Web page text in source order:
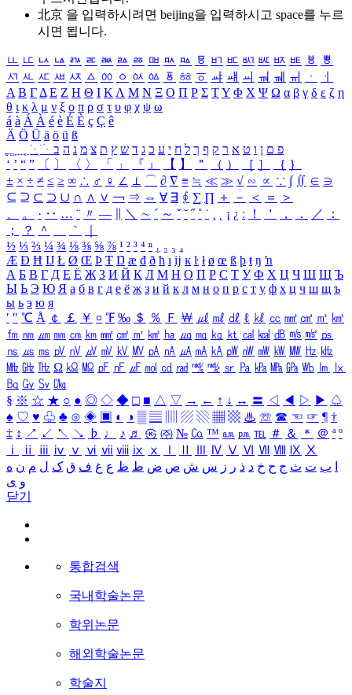
北京 을 입력하시려면 beijing을 입력하시고 space를 누르
시면 됩니다.
ㅥ ㅦ ㅧ ㅨ ㅩ ㅪ ㅫ ㅬ ㅭ ㅮ ㅯ ㅰ ㅱ ㅲ ㅳ ㅴ ㅵ ㅶ ㅷ ㅸ
ㅹ
ㅺ ㅻ ㅼ ㅽ ㅾ ㅿ ㆀ ㆁ ㆂ ㆃ ㆄ ㆅ ㆆ ㆇ ㆈ ㆉ ㆊ ㆋ ㆌ ㆍ
ㆎ
Α Β ΓΔ Ε Ζ Η Θ Ι ΚΛ Μ Ν Ξ Ο Π Ρ Σ ΤΥ Φ Χ Ψ Ω α β γ δ ε ζ η
θ ι κ λ μ ν ξ ο π ρ σ τ υ φ χ ψ ω
á à Á À é è É È ç Ç ê
Ä Ö Ü ä ö ü ß
ִֶֹ ֻּ ׁׂ פ ם ן ו ט א ר ק ף ך ל ח י ע כ ג ד ש ץ ת צ מ נ ה ב
‘ ’ “ ” 〔 〕 〈 〉 「 」 『 』 【 】 ＂ （ ） ［ ］ ｛ ｝
± × ÷ ≠ ≤ ≥ ∞ ∴ ♂ ♀ ∠ ⊥ ⌒ ∂ ∇ ≡ ≒ ≪ ≫ √ ∽ ∝ ∵ ∫ ∬ ∈ ∋
⊆ ⊇ ⊂ ⊃ ∪ ∩ ∧ ∨ ￢ ⇒ ⇔ ∀ ∃ ∮ ∑ ∏ ＋ － ＜ ＝
＞
、
。 · ‥ … ¨ 〃 ― ＼ ∼ ´ ～ ˇ ˘ ˝ ˚ ˙ ¸ ¡ ¿ ː ！ ＇ ， ． ／
：
；
？ ＾ ｀
½ ⅓ ⅔ ¼ ¾ ⅛ ⅜ ⅝ ⅞ ¹ ² ³ ⁴ ⁿ ₁ ₂ ₃ ₄
Æ Ð Ħ Ĳ Ł Ø Œ Þ Ŧ Ŋ æ đ ð ħ ı ĳ ĸ ŀ ł ø œ ß þ ŧ ŋ ŉ
А Б В Г Д Е Ё Ж З И Й К Л М Н О П Р С Т У Ф Х Ц Ч Ш Щ Ъ
Ы Ь Э Ю Я а б в г д е ё ж з и й к л м н о п р с т у ф х ц ч ш щ ъ
ы ь э ю я
′ ″ ℃ Å ￠ ￡ ￥ ¤ ℉ ‰ ＄ ％ Ｆ ￦ ㎕ ㎖ ㎗ ℓ ㎘ ㏄ ㎣ ㎤ ㎥ ㎦
㎙ ㎚ ㎛ ㎜ ㎝ ㎞ ㎟ ㎠ ㎡ ㎢ ㏊ ㎍ ㎎ ㎏ ㏏ ㎈ ㎉ ㏈ ㎧ ㎨ ㎰
㎱ ㎲ ㎳ ㎴ ㎵ ㎶ ㎷ ㎸ ㎹ ㎀ ㎁ ㎂ ㎃ ㎄ ㎺ ㎻ ㎽ ㎾ ㎿ ㎐ ㎑
㎒ ㎓ ㎔ Ω ㏀ ㏁ ㎊ ㎋ ㎌ ㏖ ㏅ ㎭ ㎮ ㎯ ㏛ ㎩ ㎪ ㎫ ㎬ ㏝ ㏐
㏓
㏃ ㏉ ㏜ ㏆
§ ※ ☆ ★ ○ ● ◎ ◇ ◆ □ ■ △ ▽ → ← ↑ ↓ ↔ 〓 ◁ ◀ ▷ ▶ ♤
♠ ♡ ♥ ♧ ♣ ⊙ ◈ ▣ ◐ ◑ ▒ ▤ ▨ ▧ ▦ ▩ ♨ ☏ ☎ ☜ ☞ ¶ †
‡ ↕ ↗ ↙ ↖ ↘ ♭ ♩ ♪ ♬ ㉿ ㈜ № ㏇ ™ ㏂ ㏘ ℡ ＃ ＆ ＊ ＠ ª º
ⅰ
ⅱ ⅲ ⅳ ⅴ ⅵ ⅶ ⅷ ⅸ ⅹ Ⅳ Ⅴ Ⅵ Ⅶ Ⅷ Ⅸ Ⅹ
ب ت ث ج ح خ د ذ ر ز س ش ص ض ط ظ ع غ ف ق ک ل م ن ه
و ی
닫기
통합검색
국내학술논문
학위논문
해외학술논문
학술지